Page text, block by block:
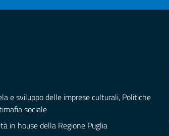
e sviluppo delle imprese culturali, Politiche
sociale
in house della Regione Puglia